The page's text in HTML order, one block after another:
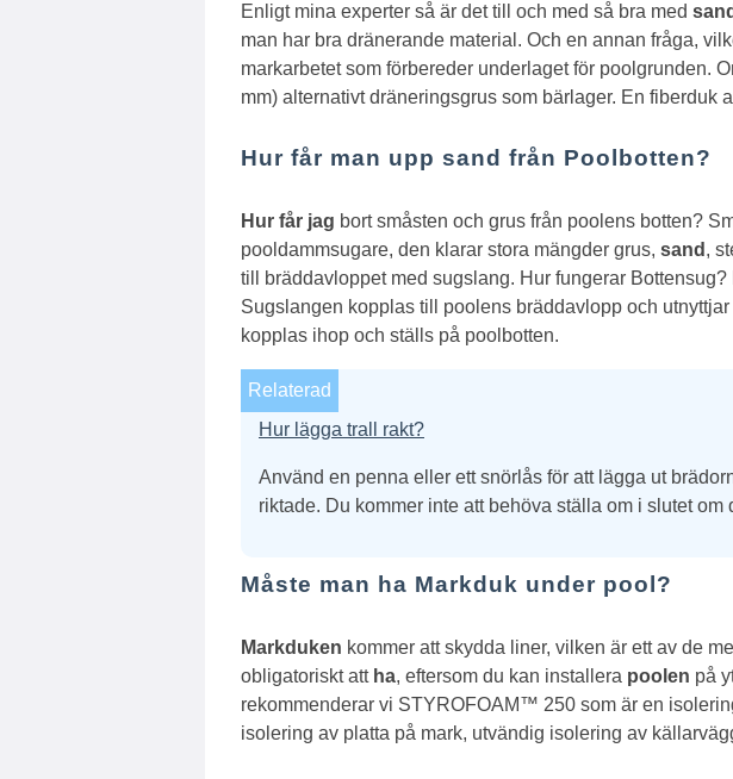
Enligt mina experter så är det till och med så bra med sand
man har bra dränerande material. Och en annan fråga,
markarbetet som förbereder underlaget för poolgrunden.
mm) alternativt dräneringsgrus som bärlager. En fiberduk
Hur får man upp sand från Poolbotten?
Hur får jag bort småsten och grus från poolens botten?
pooldammsugare, den klarar stora mängder grus, sand ,
till bräddavloppet med sugslang. Hur fungerar Bottensug?
Sugslangen kopplas till poolens bräddavlopp och
kopplas ihop och ställs på poolbotten.
Relaterad
Hur lägga trall rakt?
Använd en penna eller ett snörlås för att lägga ut
riktade. Du kommer inte att behöva ställa om i slutet om
Måste man ha Markduk under pool?
Markduken kommer att skydda liner, vilken är ett av de
obligatoriskt att ha, eftersom du kan installera poolen på
rekommenderar vi STYROFOAM™ 250 som är en
isolering av platta på mark, utvändig isolering av